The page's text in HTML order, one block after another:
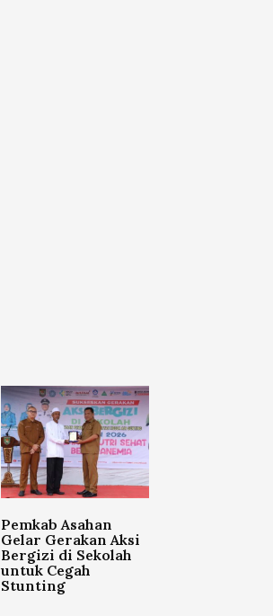
Pemkab Asahan
Gelar Gerakan Aksi
Bergizi di Sekolah
untuk Cegah
Stunting